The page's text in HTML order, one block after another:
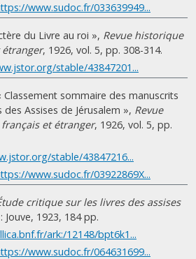
www.sudoc.fr/033639949...
du Livre au roi », Revue historique
, 1926, vol. 5, pp. 308-314.
stable/43847201...
Classement sommaire des manuscrits
Assises de Jérusalem », Revue
et étranger, 1926, vol. 5, pp.
stable/43847216...
www.sudoc.fr/03922869X...
critique sur les livres des assises
Jouve, 1923, 184 pp.
ark:/12148/bpt6k1...
www.sudoc.fr/064631699...